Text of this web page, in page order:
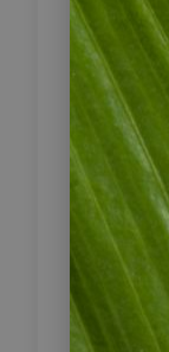
zur
Stadt
Läden.
typisch
Hotel
war
Hotels